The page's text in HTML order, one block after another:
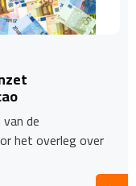
de
het overleg over